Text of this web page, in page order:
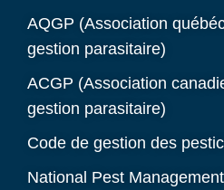
AQGP (Association
gestion parasitaire)
ACGP (Association
gestion parasitaire)
Code de gestion des
National Pest Management